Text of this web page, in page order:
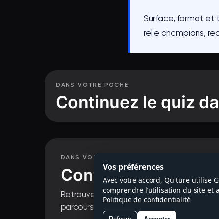
Surface, format et
relie champions,
DANS VOTRE POCHE
Continuez le quiz
Questions de
DANS VOTRE POCHE
Continuez le quiz
Retrouvez toutes les séries, suivez votre
parcours.
Vos préférences
Avec votre accord, Qulture utilise
comprendre l’utilisation du site et
Politique de confidentialité